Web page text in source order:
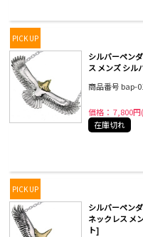
PICK UP
シルバーペン
ス メンズ シル
商品番号 bap-
価格： 7,800円
在庫切れ
PICK UP
シルバーペン
ネックレス メ
ト]